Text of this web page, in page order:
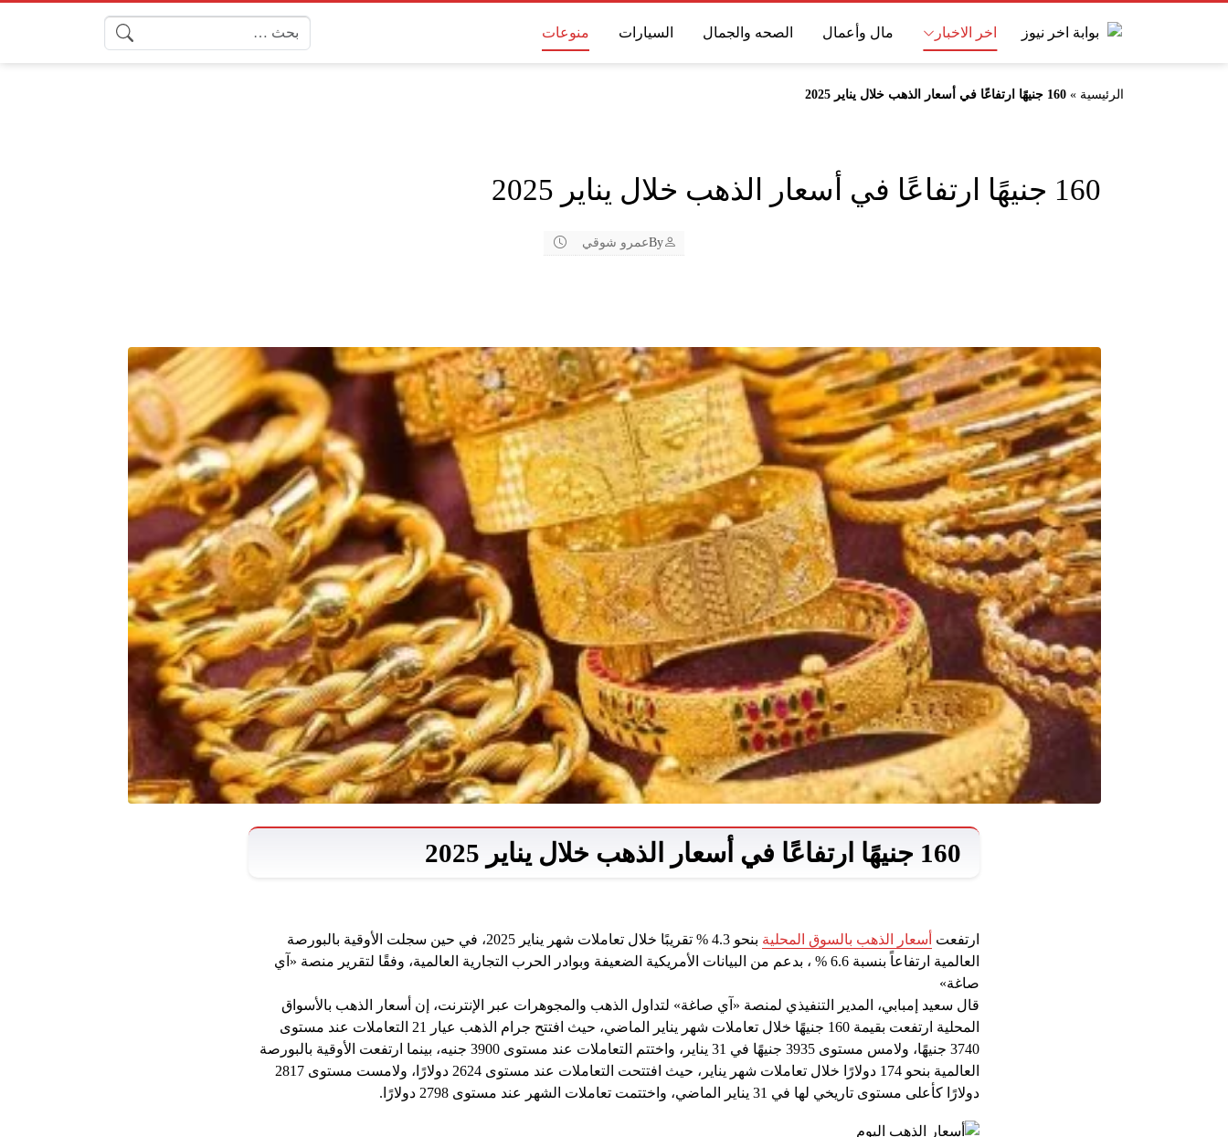
اخر الاخبار مال وأعمال الصحه والجمال السيارات منوعات
الرئيسية »160 جنيهًا ارتفاعًا في أسعار الذهب خلال يناير 2025
160 جنيهًا ارتفاعًا في أسعار الذهب خلال يناير 2025
Byعمرو شوقي
160 جنيهًا ارتفاعًا في أسعار الذهب خلال يناير 2025
ارتفعت أسعار الذهب بالسوق المحلية
بنحو 4.3 % تقريبًا خلال تعاملات شهر يناير 2025، في حين سجلت الأوقية بالبورصة
العالمية ارتفاعاً بنسبة 6.6 % ، بدعم من البيانات الأمريكية الضعيفة وبوادر الحرب التجارية العالمية، وفقًا لتقرير منصة «آي
صاغة»
قال سعيد إمبابي، المدير التنفيذي لمنصة «آي صاغة» لتداول الذهب والمجوهرات عبر الإنترنت، إن أسعار الذهب بالأسواق
المحلية ارتفعت بقيمة 160 جنيهًا خلال تعاملات شهر يناير الماضي، حيث افتتح جرام الذهب عيار 21 التعاملات عند مستوى
3740 جنيهًا، ولامس مستوى 3935 جنيهًا في 31 يناير، واختتم التعاملات عند مستوى 3900 جنيه، بينما ارتفعت الأوقية بالبورصة
العالمية بنحو 174 دولارًا خلال تعاملات شهر يناير، حيث افتتحت التعاملات عند مستوى 2624 دولارًا، ولامست مستوى 2817
دولارًا كأعلى مستوى تاريخي لها في 31 يناير الماضي، واختتمت تعاملات الشهر عند مستوى 2798 دولارًا.